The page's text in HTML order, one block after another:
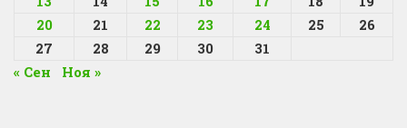
20
21 22 23 24 25
26
27
28 29 30
31
« Сен
Ноя »